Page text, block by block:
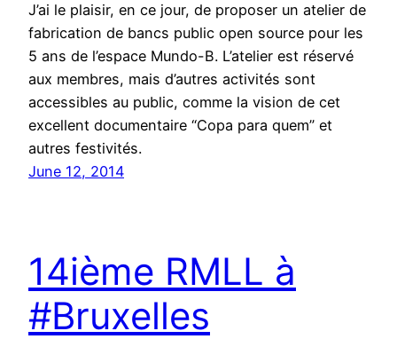
J’ai le plaisir, en ce jour, de proposer un atelier de
fabrication de bancs public open source pour les
5 ans de l’espace Mundo-B. L’atelier est réservé
aux membres, mais d’autres activités sont
accessibles au public, comme la vision de cet
excellent documentaire “Copa para quem” et
autres festivités.
June 12, 2014
14ième RMLL à
#Bruxelles